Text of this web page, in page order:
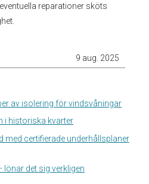
reparationer sköts
9 aug. 2025
av isolering för vindsvåningar
i historiska kvarter
med certifierade underhållsplaner
det sig verkligen